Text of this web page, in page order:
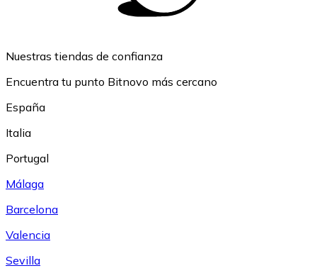
Nuestras tiendas de confianza
Encuentra tu punto Bitnovo más cercano
España
Italia
Portugal
Málaga
Barcelona
Valencia
Sevilla